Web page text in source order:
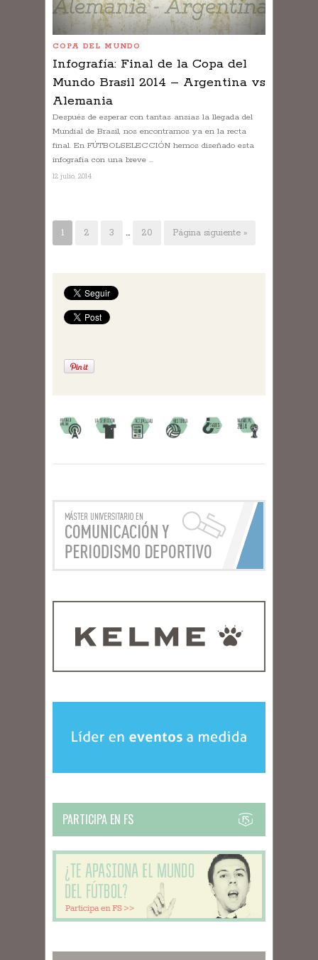
COPA DEL MUNDO
Infografía: Final de la Copa del
Mundo Brasil 2014 – Argentina vs
Alemania
Después de esperar con tantas ansias la llegada del
Mundial de Brasil, nos encontramos ya en la recta
final. En FÚTBOLSELECCIÓN hemos diseñado esta
infografía con una breve ...
12 julio, 2014
1 2 3 … 20 Página siguiente »
PARTICIPA EN FS